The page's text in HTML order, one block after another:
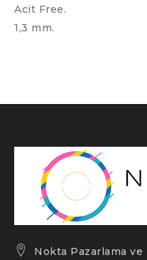
Acit Free.
1,3 mm.
Nokta Pazarlama ve